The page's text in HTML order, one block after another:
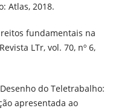
Atlas, 2018.
fundamentais na
LTr, vol. 70, nº 6,
do Teletrabalho:
apresentada ao